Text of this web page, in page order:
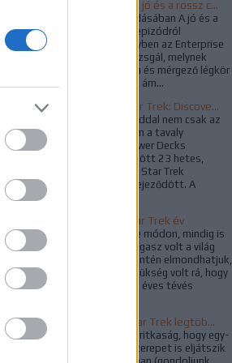
Impulzus Napló - A jó és a rossz csatája
Az Impulzus 160. adásában A jó és a
rossz csatája című epizódról
beszélgettünk, melyben az Enterprise
egy olyan bolygót vizsgál, melynek
felszínét olvadt láva és mérgező légkör
teszi lakhatatlanná, ám...
Befejeződött a Star Trek: Discovery harmadik évada
A szezonzáró epizóddal nem csak az
aktuális évad, hanem a tavaly
augusztusban, a Lower Decks
premierjével kezdődött 23 hetes,
megszakítás nélküli Star Trek
műsorfolyam is befejeződött. A
ViacomCBS...
A legszínesebb Star Trek év
A Star Trek többféle módon, mindig is
egyfajta válasz és vigasz volt a világ
problémáira, és őszintén elmondhatjuk,
az idén nagyon is szükség volt rá, hogy
velünk legyen. Az 54 éves tévés
Riker és Troi - A Star Trek legtöbbször visszatérő szerelmespárja
A Star Trekben sem ritkaság, hogy egy-
egy színész több szerepet is eljátszik